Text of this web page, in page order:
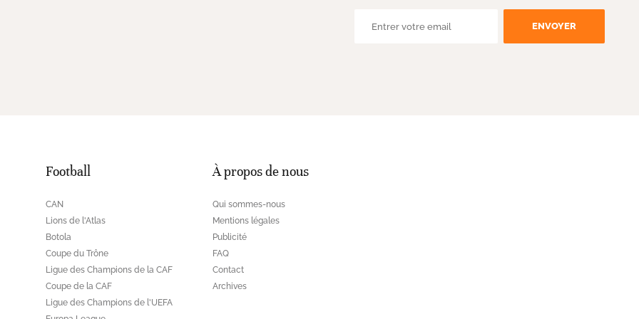
ENVOYER
Football
CAN
Lions de l'Atlas
Botola
Coupe du Trône
Ligue des Champions de la CAF
Coupe de la CAF
Ligue des Champions de l'UEFA
À propos de nous
Qui sommes-nous
Mentions légales
Publicité
FAQ
Contact
Archives